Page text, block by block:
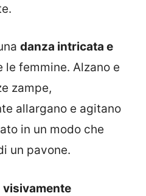
danza intricata e
le femmine. Alzano e
zampe,
allargano e agitano
in un modo che
un pavone.
visivamente